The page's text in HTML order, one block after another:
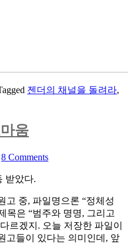
젠더의 채널을 돌려라,
움
8 Comments
받았다.
고 중, 파일명으론 “정체성
목은 “범주와 명명, 그리고
르겠지. 오늘 저장한 파일이
고들이 있다는 의미인데, 앞